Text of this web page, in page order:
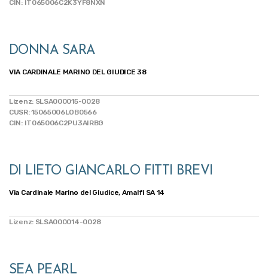
CIN: IT065006C2K3YF8NXN
DONNA SARA
VIA CARDINALE MARINO DEL GIUDICE 38
Lizenz: SLSA000015-0028
CUSR: 15065006LOB0566
CIN: IT065006C2PU3AIRBG
DI LIETO GIANCARLO FITTI BREVI
Via Cardinale Marino del Giudice, Amalfi SA 14
Lizenz: SLSA000014-0028
SEA PEARL